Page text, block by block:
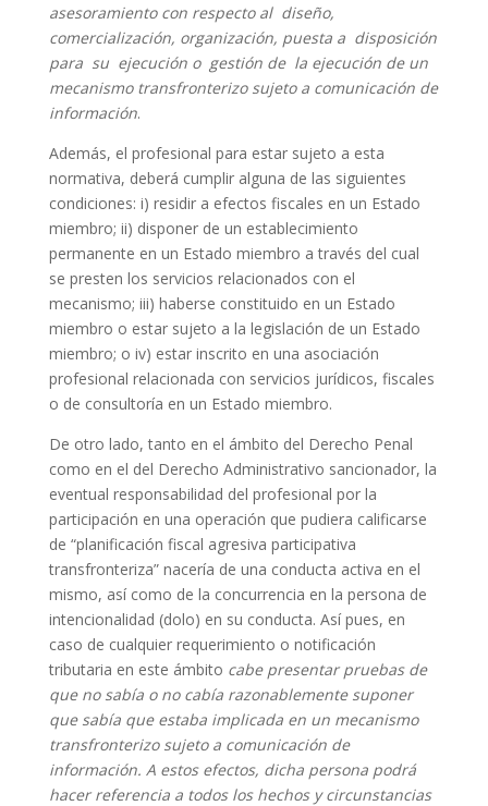
asesoramiento con respecto al diseño,
comercialización, organización, puesta a disposición
para su ejecución o gestión de la ejecución de un
mecanismo transfronterizo sujeto a comunicación de
información.
Además, el profesional para estar sujeto a esta
normativa, deberá cumplir alguna de las siguientes
condiciones: i) residir a efectos fiscales en un Estado
miembro; ii) disponer de un establecimiento
permanente en un Estado miembro a través del cual
se presten los servicios relacionados con el
mecanismo; iii) haberse constituido en un Estado
miembro o estar sujeto a la legislación de un Estado
miembro; o iv) estar inscrito en una asociación
profesional relacionada con servicios jurídicos, fiscales
o de consultoría en un Estado miembro.
De otro lado, tanto en el ámbito del Derecho Penal
como en el del Derecho Administrativo sancionador, la
eventual responsabilidad del profesional por la
participación en una operación que pudiera calificarse
de “planificación fiscal agresiva participativa
transfronteriza” nacería de una conducta activa en el
mismo, así como de la concurrencia en la persona de
intencionalidad (dolo) en su conducta. Así pues, en
caso de cualquier requerimiento o notificación
tributaria en este ámbito cabe presentar pruebas de
que no sabía o no cabía razonablemente suponer
que sabía que estaba implicada en un mecanismo
transfronterizo sujeto a comunicación de
información. A estos efectos, dicha persona podrá
hacer referencia a todos los hechos y circunstancias